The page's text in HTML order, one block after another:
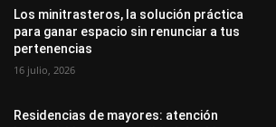
Los minitrasteros, la solución práctica
para ganar espacio sin renunciar a tus
pertenencias
16 julio, 2026
Residencias de mayores: atención